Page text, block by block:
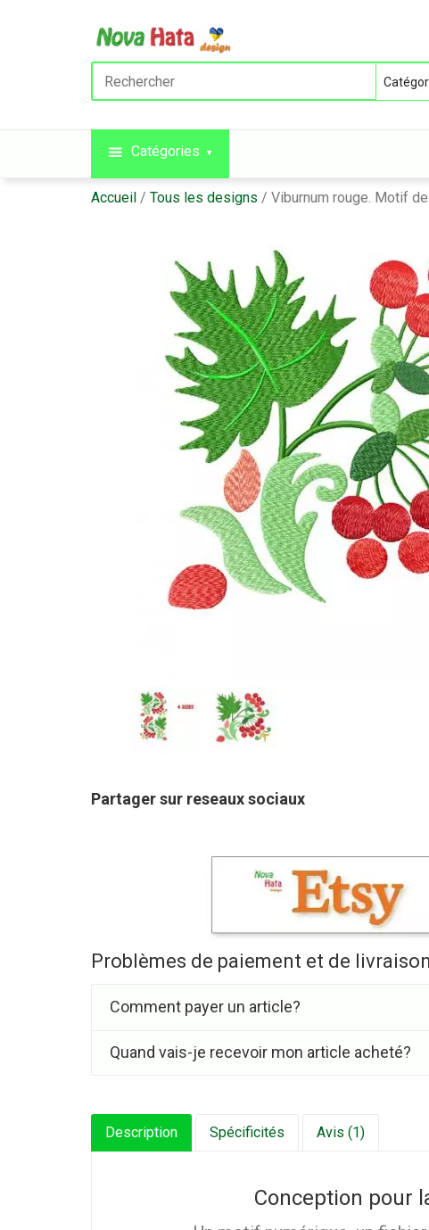
Catégories
Accueil Tous les designs Viburnum rouge. Motif
Partager sur reseaux sociaux
Problèmes de paiement et de
Comment payer un article?
Quand vais-je recevoir mon article acheté?
Description Spécificités Avis (1)
Conception pour